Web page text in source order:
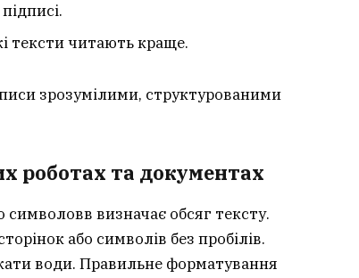
тексти читають краще.
зрозумілими, структурованими
роботах та документах
визначає обсяг тексту.
або символів без пробілів.
води. Правильне форматування